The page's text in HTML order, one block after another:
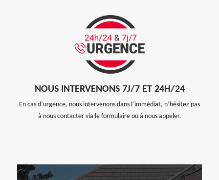
NOUS INTERVENONS 7J/7 ET 24H/24
En cas d’urgence, nous intervenons dans l’immédiat, n’hésitez pas
à nous contacter via le formulaire ou à nous appeler.